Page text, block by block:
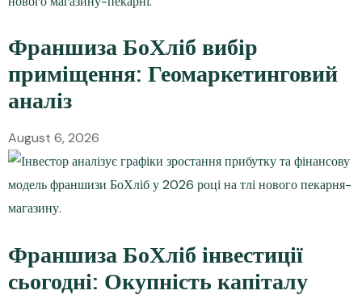
Франшиза БоХліб вибір
приміщення: Геомаркетинговий
аналіз
August 6, 2026
Франшиза БоХліб інвестиції
сьогодні: Окупність капіталу